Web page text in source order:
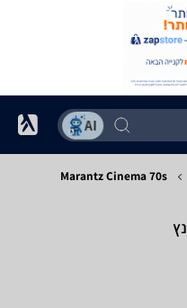
Marantz Cinema 70s